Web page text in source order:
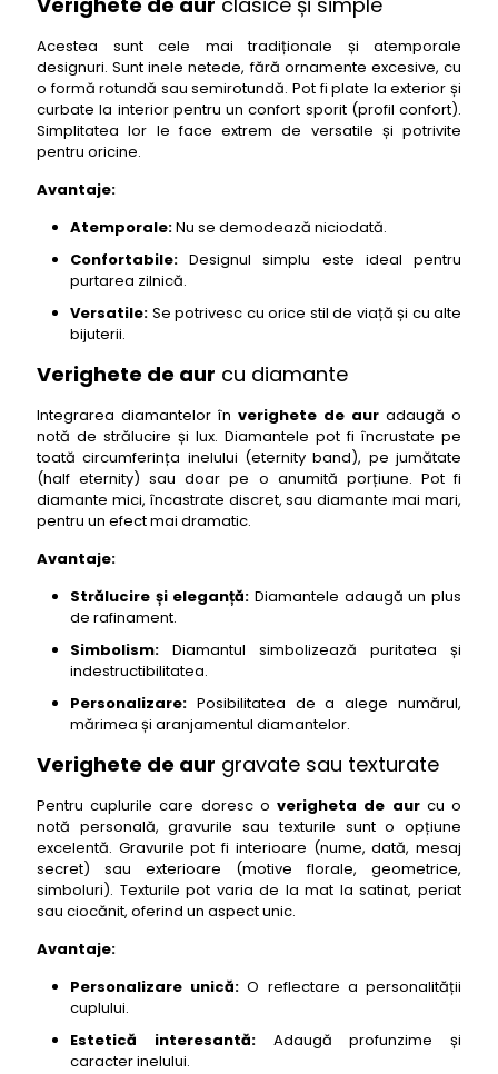
Acestea sunt cele mai tradiționale și atemporale
designuri. Sunt inele netede, fără ornamente excesive, cu
o formă rotundă sau semirotundă. Pot fi plate la exterior și
curbate la interior pentru un confort sporit (profil confort).
Simplitatea lor le face extrem de versatile și potrivite
pentru oricine.
Avantaje:
Atemporale:Nu se demodează niciodată.
Confortabile: Designul simplu este ideal pentru
purtarea zilnică.
Versatile: Se potrivesc cu orice stil de viață și cu alte
bijuterii.
Verighete de aur cu diamante
Integrarea diamantelor în verighete de aur adaugă o
notă de strălucire și lux. Diamantele pot fi încrustate pe
toată circumferința inelului (eternity band), pe jumătate
(half eternity) sau doar pe o anumită porțiune. Pot fi
diamante mici, încastrate discret, sau diamante mai mari,
pentru un efect mai dramatic.
Avantaje:
Strălucire și eleganță: Diamantele adaugă un plus
de rafinament.
Simbolism: Diamantul simbolizează puritatea și
indestructibilitatea.
Personalizare: Posibilitatea de a alege numărul,
mărimea și aranjamentul diamantelor.
Verighete de aur gravate sau texturate
Pentru cuplurile care doresc overigheta de aurcu o
notă personală, gravurile sau texturile sunt o opțiune
excelentă. Gravurile pot fi interioare (nume, dată, mesaj
secret) sau exterioare (motive florale, geometrice,
simboluri). Texturile pot varia de la mat la satinat, periat
sau ciocănit, oferind un aspect unic.
Avantaje:
Personalizare unică: O reflectare a personalității
cuplului.
Estetică interesantă:Adaugă profunzime și
caracter inelului.